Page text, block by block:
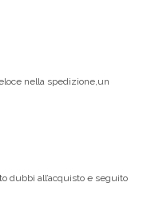
nella spedizione,un
dubbi all’acquisto e seguito